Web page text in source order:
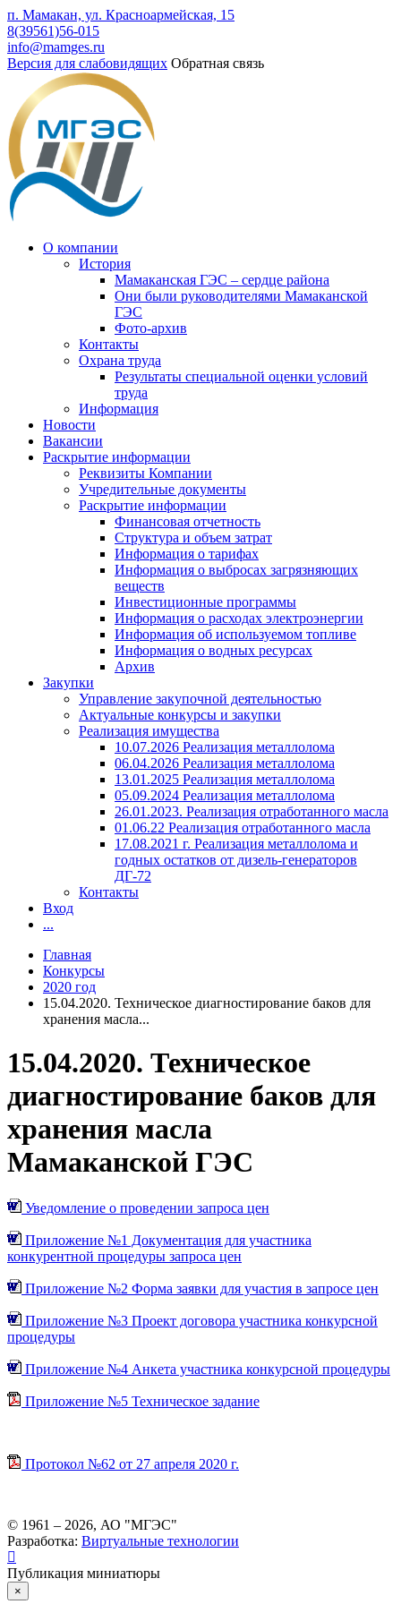
п. Мамакан, ул. Красноармейская, 15
8(39561)56-015
info@mamges.ru
Версия для слабовидящих Обратная связь
О компании
История
Мамаканская ГЭС – сердце района
Они были руководителями Мамаканской
ГЭС
Фото-архив
Контакты
Охрана труда
Результаты специальной оценки условий
труда
Информация
Новости
Вакансии
Раскрытие информации
Реквизиты Компании
Учредительные документы
Раскрытие информации
Финансовая отчетность
Структура и объем затрат
Информация о тарифах
Информация о выбросах загрязняющих
веществ
Инвестиционные программы
Информация о расходах электроэнергии
Информация об используемом топливе
Информация о водных ресурсах
Архив
Закупки
Управление закупочной деятельностью
Актуальные конкурсы и закупки
Реализация имущества
10.07.2026 Реализация металлолома
06.04.2026 Реализация металлолома
13.01.2025 Реализация металлолома
05.09.2024 Реализация металлолома
26.01.2023. Реализация отработанного масла
01.06.22 Реализация отработанного масла
17.08.2021 г. Реализация металлолома и
годных остатков от дизель-генераторов
ДГ-72
Контакты
Вход
...
Главная
Конкурсы
2020 год
15.04.2020. Техническое диагностирование баков для
хранения масла...
15.04.2020. Техническое
диагностирование баков для
хранения масла
Мамаканской ГЭС
Уведомление о проведении запроса цен
Приложение №1 Документация для участника
конкурентной процедуры запроса цен
Приложение №2 Форма заявки для участия в запросе цен
Приложение №3 Проект договора участника конкурсной
процедуры
Приложение №4 Анкета участника конкурсной процедуры
Приложение №5 Техническое задание
Протокол №62 от 27 апреля 2020 г.
© 1961 – 2026, АО "МГЭС"
Разработка: Виртуальные технологии
Публикация миниатюры
×